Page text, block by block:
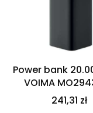
Power bank
VOIMA
241,31 zł